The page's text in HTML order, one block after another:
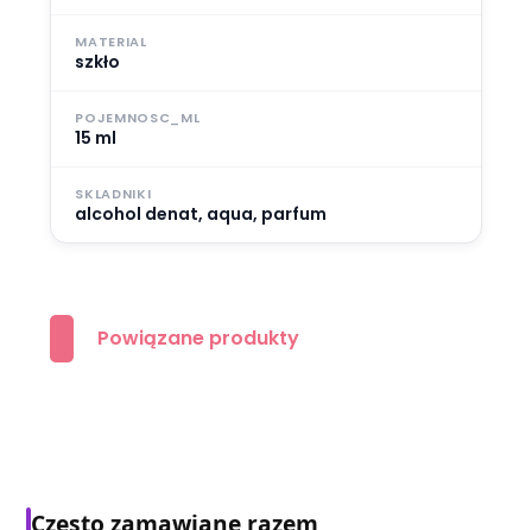
MATERIAL
szkło
POJEMNOSC_ML
15 ml
SKLADNIKI
alcohol denat, aqua, parfum
Powiązane produkty